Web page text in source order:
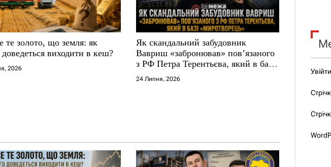
те золото, що земля: як
доведеться виходити в кеш?
2026
Як скандальний забудовник
Вавриш «забронював» повʼязаного
з РФ Петра Терентьєва, який в базі
«Миротворець»
24 Липня, 2026
Увійти